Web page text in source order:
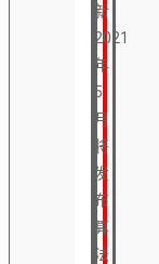
新
2021
年
5
月
将
发
布
算
法